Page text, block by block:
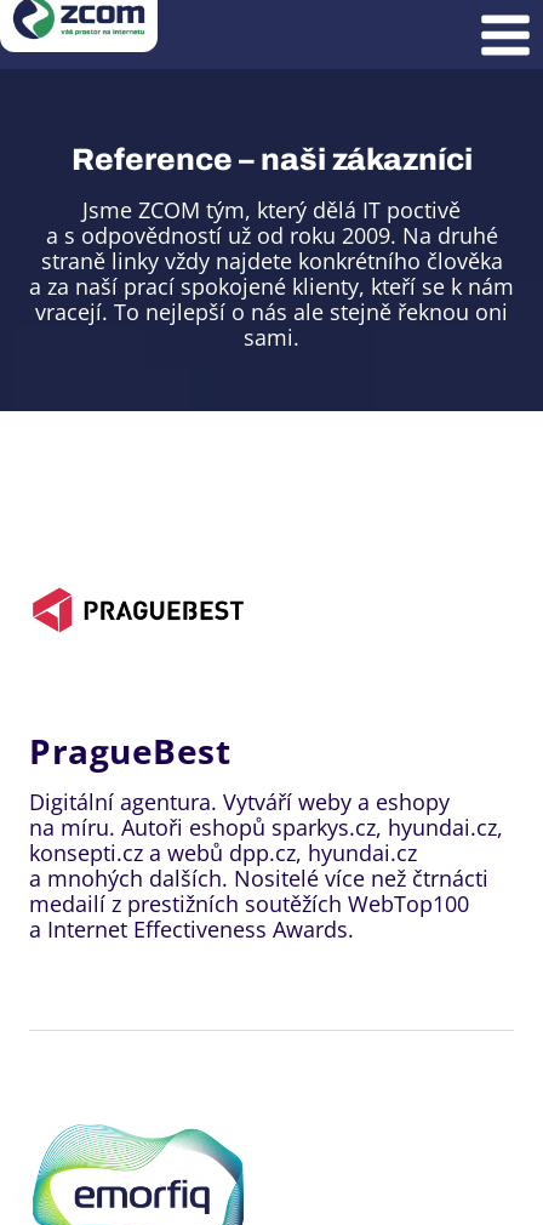
Přeskočit
na
obsah
Reference – naši zákazníci
Jsme ZCOM tým, který dělá IT poctivě
a s odpovědností už od roku 2009. Na druhé
straně linky vždy najdete konkrétního člověka
a za naší prací spokojené klienty, kteří se k nám
vracejí. To nejlepší o nás ale stejně řeknou oni
sami.
PragueBest
Digitální agentura. Vytváří weby a eshopy
na míru. Autoři eshopů sparkys.cz, hyundai.cz,
konsepti.cz a webů dpp.cz, hyundai.cz
a mnohých dalších. Nositelé více než čtrnácti
medailí z prestižních soutěžích WebTop100
a Internet Effectiveness Awards.